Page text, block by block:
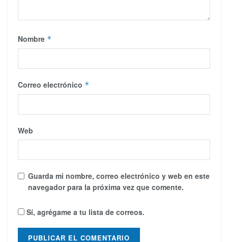
Nombre *
Correo electrónico *
Web
Guarda mi nombre, correo electrónico y web en este
navegador para la próxima vez que comente.
Sí, agrégame a tu lista de correos.